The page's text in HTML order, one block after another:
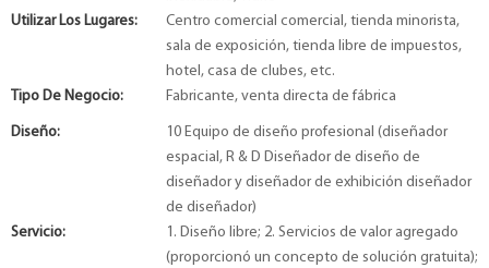
Utilizar Los Lugares:
Centro comercial comercial, tienda minorista,
sala de exposición, tienda libre de impuestos,
hotel, casa de clubes, etc.
Tipo De Negocio:
Fabricante, venta directa de fábrica
Diseño:
10 Equipo de diseño profesional (diseñador
espacial, R & D Diseñador de diseño de
diseñador y diseñador de exhibición diseñador
de diseñador)
Servicio:
1. Diseño libre; 2. Servicios de valor agregado
(proporcionó un concepto de solución gratuita);